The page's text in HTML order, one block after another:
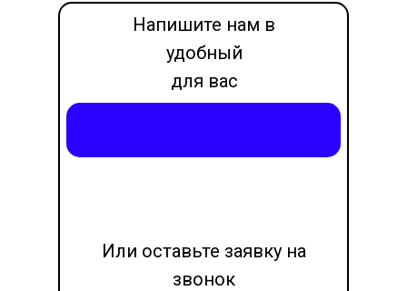
Напишите нам в
удобный
для вас
месседжер
Или оставьте заявку на
звонок